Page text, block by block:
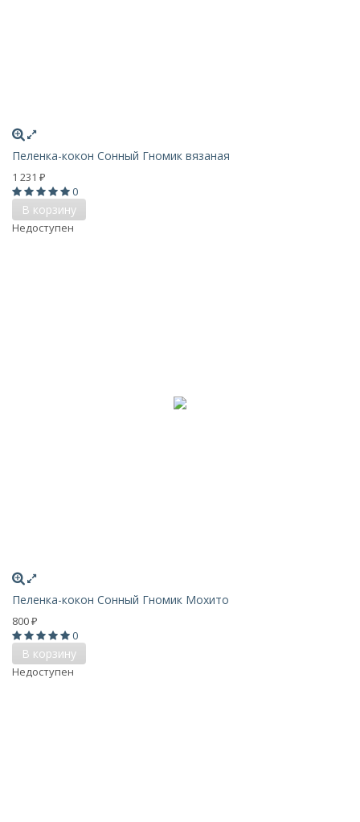
Пеленка-кокон Сонный Гномик вязаная
1 231 ₽
0
В корзину
Недоступен
Пеленка-кокон Сонный Гномик Мохито
800 ₽
0
В корзину
Недоступен